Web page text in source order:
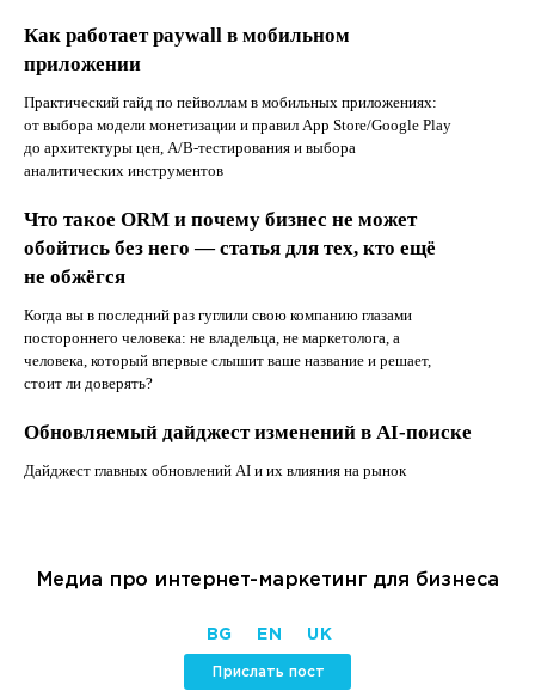
Как работает paywall в мобильном
приложении
Практический гайд по пейволлам в мобильных приложениях:
от выбора модели монетизации и правил App Store/Google Play
до архитектуры цен, A/B-тестирования и выбора
аналитических инструментов
Что такое ORM и почему бизнес не может
обойтись без него — статья для тех, кто ещё
не обжёгся
Когда вы в последний раз гуглили свою компанию глазами
постороннего человека: не владельца, не маркетолога, а
человека, который впервые слышит ваше название и решает,
стоит ли доверять?
Обновляемый дайджест изменений в AI-поиске
Дайджест главных обновлений AI и их влияния на рынок
Медиа про интернет-маркетинг для бизнеса
BG EN UK
Прислать пост